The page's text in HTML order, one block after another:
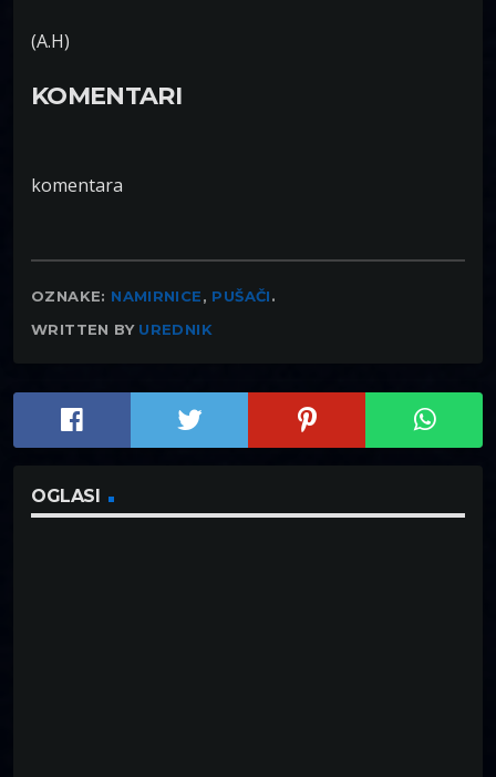
(A.H)
KOMENTARI
komentara
OZNAKE: NAMIRNICE, PUŠAČI.
WRITTEN BY UREDNIK
OGLASI